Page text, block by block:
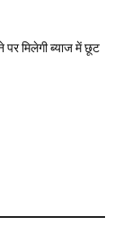
मिलेगी ब्याज में छूट